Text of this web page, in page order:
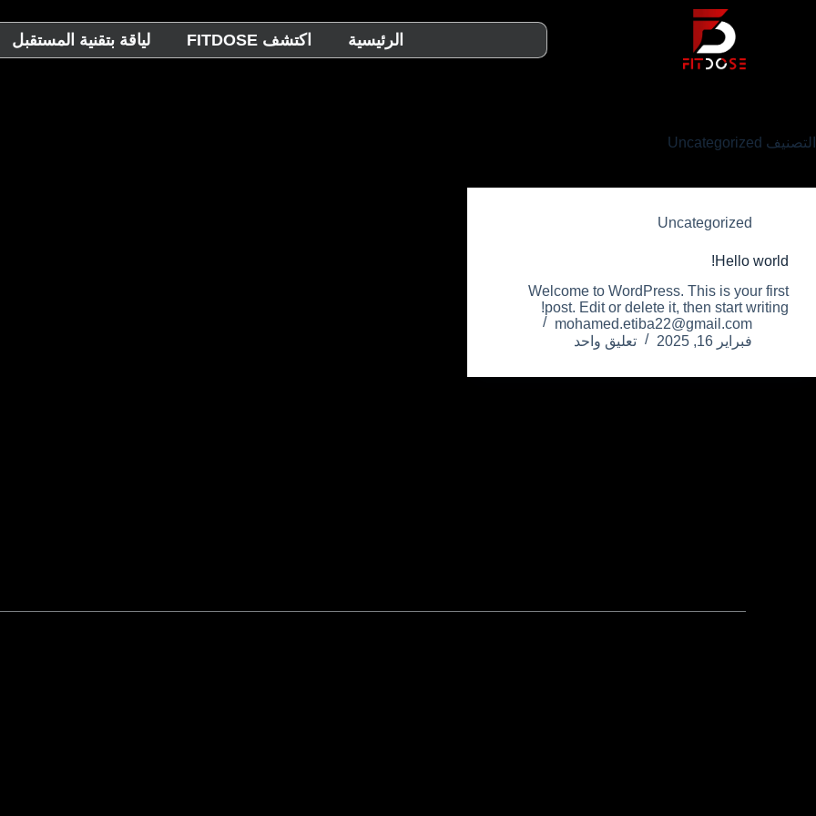
الرئيسية اكتشف FITDOSE لياقة بتقنية المستقبل
التصنيف
Uncategorized
Hello world!
Welcome to WordPress. This is your first
post. Edit or delete it, then start writing!
mohamed.etiba22@gmail.com
فبراير 16, 2025
تعليق واحد